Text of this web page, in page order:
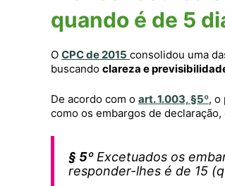
quando é de 5
O CPC de 2015 consolidou uma
buscando clareza e
De acordo com o art. 1.003, §5º, o
como os embargos de
§ 5º Excetuados os
responder-lhes é de 15